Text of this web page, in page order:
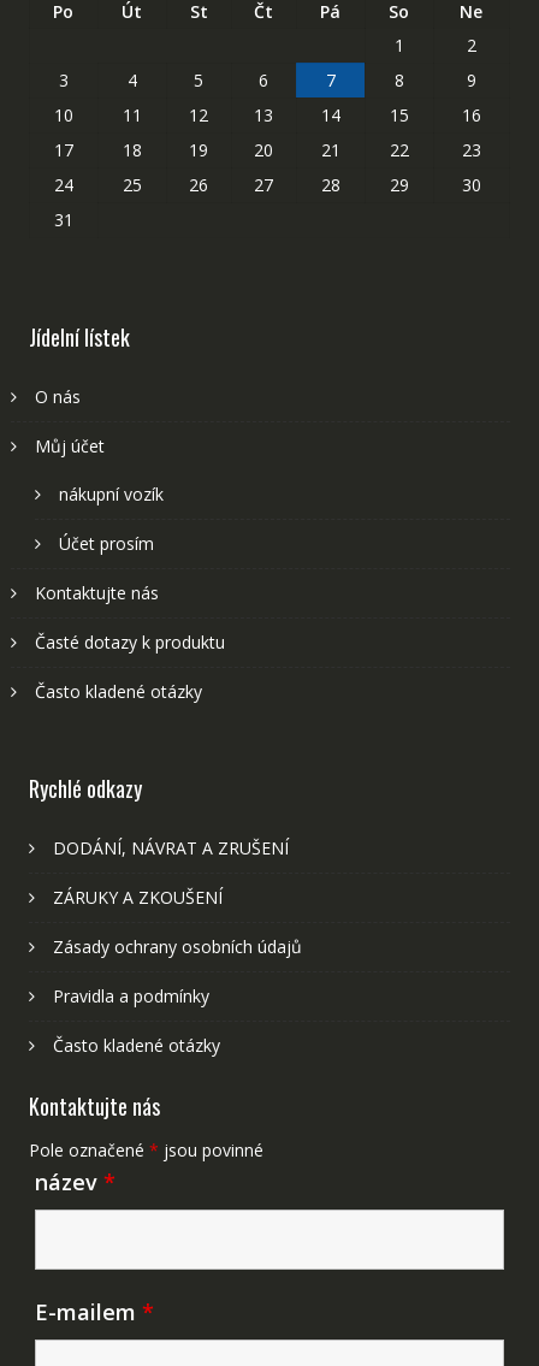
Po Út St Čt Pá So
Ne
1
2
3
4 5 6 7 8
9
10
11 12 13 14 15
16
17
18 19 20 21 22
23
24
25 26 27 28 29
30
31
Jídelní lístek
O nás
Můj účet
nákupní vozík
Účet prosím
Kontaktujte nás
Časté dotazy k produktu
Často kladené otázky
Rychlé odkazy
DODÁNÍ, NÁVRAT A ZRUŠENÍ
ZÁRUKY A ZKOUŠENÍ
Zásady ochrany osobních údajů
Pravidla a podmínky
Často kladené otázky
Kontaktujte nás
Pole označené * jsou povinné
název *
E-mailem *